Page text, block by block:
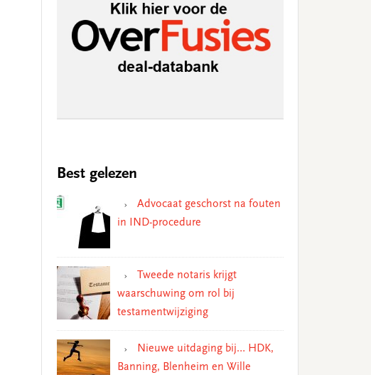
Best gelezen
Advocaat geschorst na fouten
in IND-procedure
Tweede notaris krijgt
waarschuwing om rol bij
testamentwijziging
Nieuwe uitdaging bij… HDK,
Banning, Blenheim en Wille